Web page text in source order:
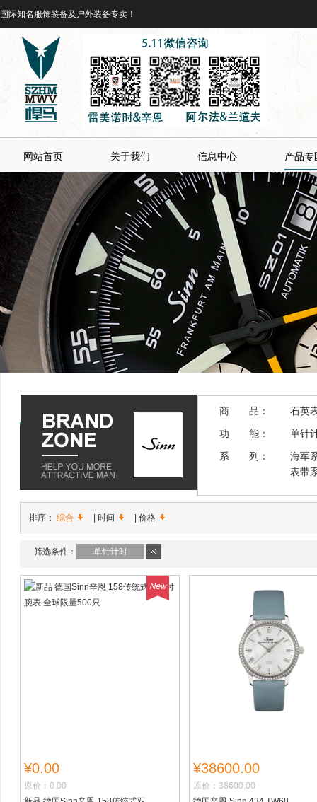
国际知名服饰装备及户外装备专卖！
网站首页 关于我们 信息中心 产品专
商 品：
石英
功 能：
单针
系 列：
海军
表带
排序： 综合 时间 价格
筛选条件： 单针计时
¥0.00
原价： 0.00
¥38600.00
原价： 38600.00